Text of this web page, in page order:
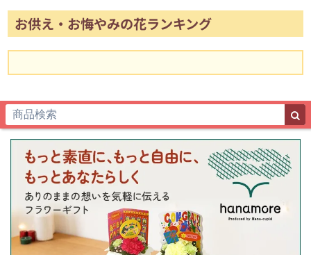
お供え・お悔やみの花ランキング